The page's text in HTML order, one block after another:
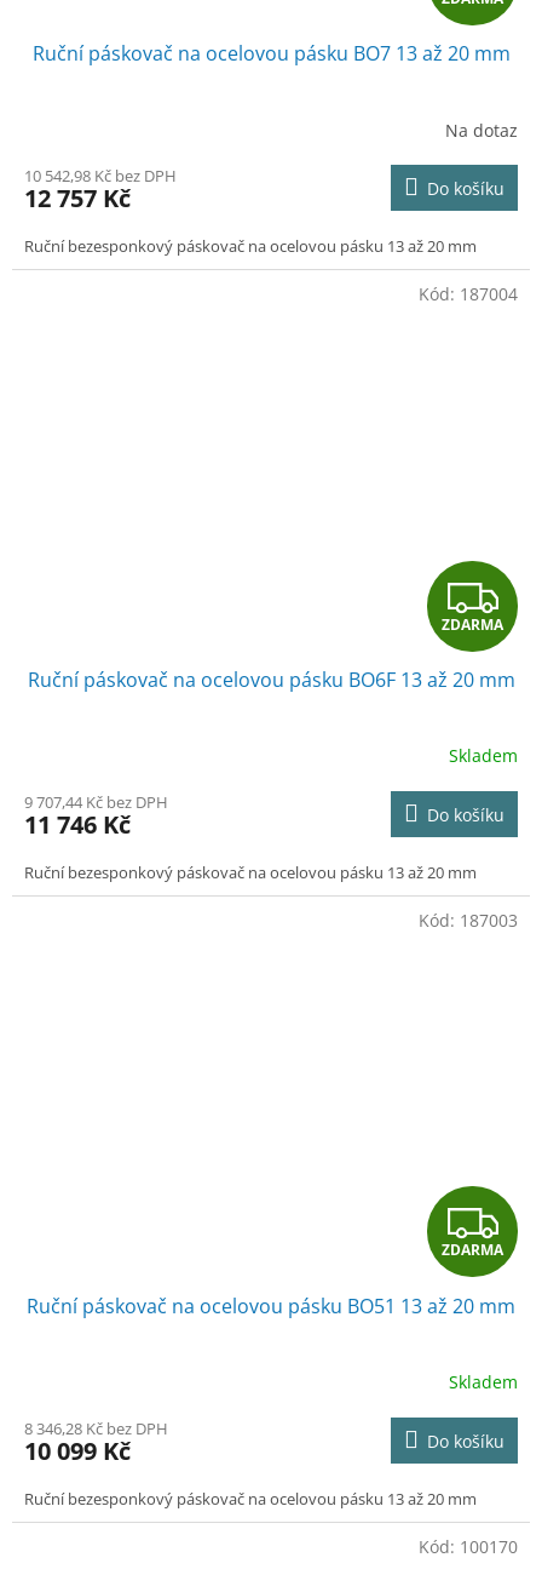
D
A
R
M
A
Ruční páskovač na ocelovou pásku BO7 13 až 20 mm
Na dotaz
10 542,98 Kč bez DPH
12 757 Kč Do košíku
Ruční bezesponkový páskovač na ocelovou pásku 13 až 20 mm
Z
D
A
R
M
A
ZDARMA
Ruční páskovač na ocelovou pásku BO6F 13 až 20 mm
Skladem
9 707,44 Kč bez DPH
11 746 Kč Do košíku
Ruční bezesponkový páskovač na ocelovou pásku 13 až 20 mm
Kód: 187004
Z
D
A
R
M
A
ZDARMA
Ruční páskovač na ocelovou pásku BO51 13 až 20 mm
Skladem
8 346,28 Kč bez DPH
10 099 Kč Do košíku
Ruční bezesponkový páskovač na ocelovou pásku 13 až 20 mm
Kód: 187003
Kód: 100170